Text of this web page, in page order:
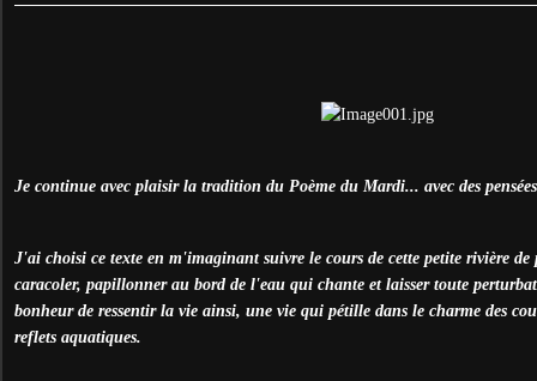
Je continue avec plaisir la tradition du Poème du Mardi... avec des
J'ai choisi ce texte en m'imaginant suivre le cours de cette petite rivière de
caracoler, papillonner au bord de l'eau qui chante et laisser toute
bonheur de ressentir la vie ainsi, une vie qui pétille dans le charme des
reflets aquatiques.